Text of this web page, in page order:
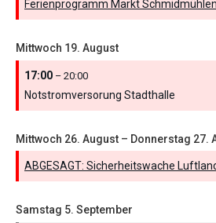
Ferienprogramm Markt Schmidmühlen
Mittwoch 19. August
17:00 – 20:00
Notstromversorung Stadthalle
Mittwoch 26. August – Donnerstag 27.
ABGESAGT: Sicherheitswache
Samstag 5. September